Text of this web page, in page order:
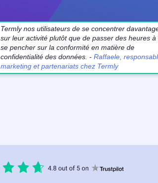
Termly nos utilisateurs de se concentrer
sur leur activité plutôt que de passer des heures à
se pencher sur la conformité en matière de
confidentialité des données. - Raffaele,
marketing et partenariats chez Termly